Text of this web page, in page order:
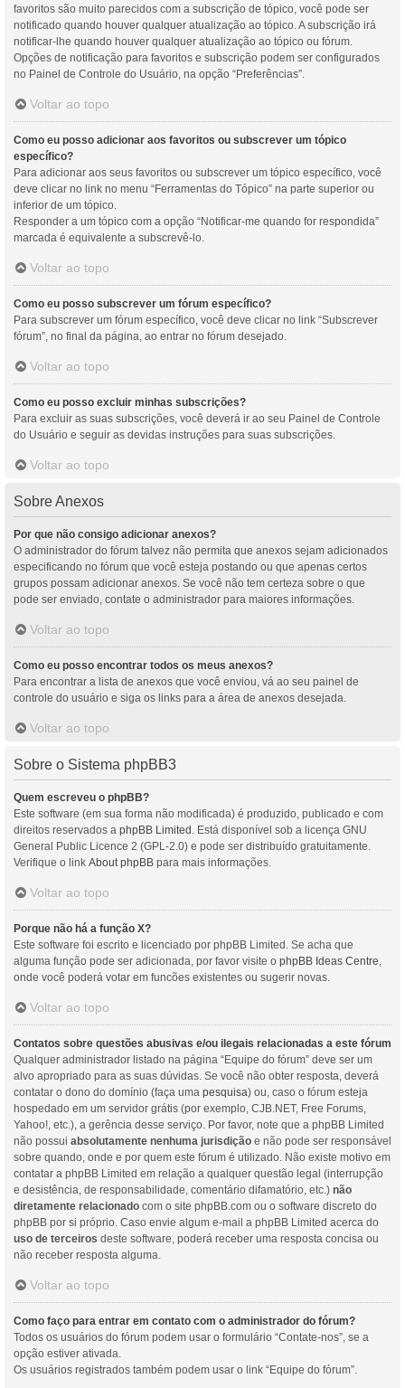
favoritos são muito parecidos com a subscrição de tópico, você pode ser
notificado quando houver qualquer atualização ao tópico. A subscrição irá
notificar-lhe quando houver qualquer atualização ao tópico ou fórum.
Opções de notificação para favoritos e subscrição podem ser configurados
no Painel de Controle do Usuário, na opção “Preferências”.
Voltar ao topo
Como eu posso adicionar aos favoritos ou subscrever um tópico
específico?
Para adicionar aos seus favoritos ou subscrever um tópico específico, você
deve clicar no link no menu “Ferramentas do Tópico” na parte superior ou
inferior de um tópico.
Responder a um tópico com a opção “Notificar-me quando for respondida”
marcada é equivalente a subscrevê-lo.
Voltar ao topo
Como eu posso subscrever um fórum específico?
Para subscrever um fórum específico, você deve clicar no link “Subscrever
fórum”, no final da página, ao entrar no fórum desejado.
Voltar ao topo
Como eu posso excluir minhas subscrições?
Para excluir as suas subscrições, você deverá ir ao seu Painel de Controle
do Usuário e seguir as devidas instruções para suas subscrições.
Voltar ao topo
Sobre Anexos
Por que não consigo adicionar anexos?
O administrador do fórum talvez não permita que anexos sejam adicionados
especificando no fórum que você esteja postando ou que apenas certos
grupos possam adicionar anexos. Se você não tem certeza sobre o que
pode ser enviado, contate o administrador para maiores informações.
Voltar ao topo
Como eu posso encontrar todos os meus anexos?
Para encontrar a lista de anexos que você enviou, vá ao seu painel de
controle do usuário e siga os links para a área de anexos desejada.
Voltar ao topo
Sobre o Sistema phpBB3
Quem escreveu o phpBB?
Este software (em sua forma não modificada) é produzido, publicado e com
direitos reservados a phpBB Limited . Está disponível sob a licença GNU
General Public Licence 2 (GPL-2.0) e pode ser distribuído gratuitamente.
Verifique o link About phpBB para mais informações.
Voltar ao topo
Porque não há a função X?
Este software foi escrito e licenciado por phpBB Limited. Se acha que
alguma função pode ser adicionada, por favor visite o phpBB Ideas Centre,
onde você poderá votar em funcões existentes ou sugerir novas.
Voltar ao topo
Contatos sobre questões abusivas e/ou ilegais relacionadas a este fórum
Qualquer administrador listado na página “Equipe do fórum” deve ser um
alvo apropriado para as suas dúvidas. Se você não obter resposta, deverá
contatar o dono do domínio (faça uma pesquisa) ou, caso o fórum esteja
hospedado em um servidor grátis (por exemplo, CJB.NET, Free Forums,
Yahoo!, etc.), a gerência desse serviço. Por favor, note que a phpBB Limited
não possui absolutamente nenhuma jurisdição e não pode ser responsável
sobre quando, onde e por quem este fórum é utilizado. Não existe motivo em
contatar a phpBB Limited em relação a qualquer questão legal (interrupção
e desistência, de responsabilidade, comentário difamatório, etc.) não
diretamente relacionado com o site phpBB.com ou o software discreto do
phpBB por si próprio. Caso envie algum e-mail a phpBB Limited acerca do
uso de terceiros deste software, poderá receber uma resposta concisa ou
não receber resposta alguma.
Voltar ao topo
Como faço para entrar em contato com o administrador do fórum?
Todos os usuários do fórum podem usar o formulário “Contate-nos”, se a
opção estiver ativada.
Os usuários registrados também podem usar o link “Equipe do fórum”.